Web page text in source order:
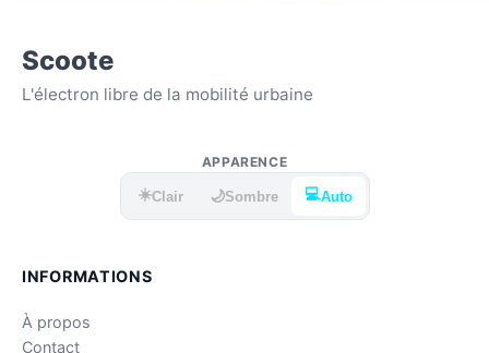
Scoote
L'électron libre de la mobilité urbaine
APPARENCE
☀️Clair 🌙Sombre 💻Auto
INFORMATIONS
À propos
Contact